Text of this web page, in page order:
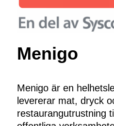
Menigo
Menigo är en
levererar mat, dryck
restaurangutrustning